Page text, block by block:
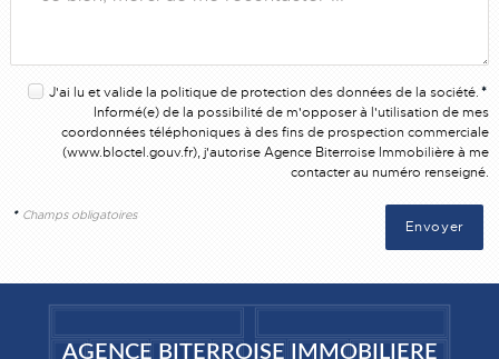
J'ai lu et valide la politique de protection des donnéesde la société.*
Informé(e) de la possibilité de m'opposer à l'utilisation de mes
coordonnées téléphoniques à des fins de prospection commerciale
(www.bloctel.gouv.fr), j'autorise Agence Biterroise Immobilière à me
contacter au numéro renseigné.
* Champs obligatoires
AGENCE BITERROISE IMMOBILIERE